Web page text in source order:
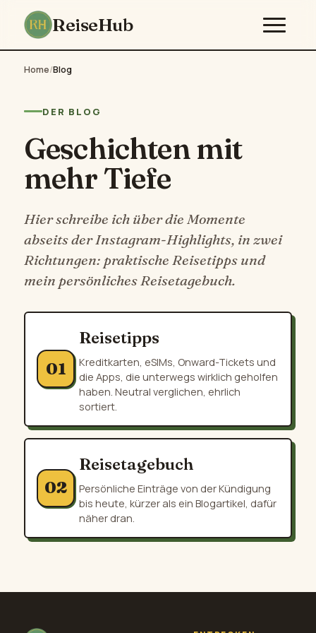
ReiseHub
Home/Blog
DER BLOG
Geschichten mit
mehr Tiefe
Hier schreibe ich über die Momente
abseits der Instagram-Highlights, in zwei
Richtungen: praktische Reisetipps und
mein persönliches Reisetagebuch.
01
Reisetipps
Kreditkarten, eSIMs, Onward-Tickets und
die Apps, die unterwegs wirklich geholfen
haben. Neutral verglichen, ehrlich
sortiert.
02
Reisetagebuch
Persönliche Einträge von der Kündigung
bis heute, kürzer als ein Blogartikel, dafür
näher dran.